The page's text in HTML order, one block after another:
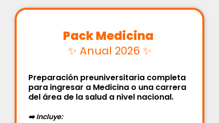
‍‍Pack Medicina ‍
✨ Anual 2026 ✨
Preparación preuniversitaria completa
para ingresar a Medicina o una carrera
del área de la salud a nivel nacional.
➡️ Incluye: